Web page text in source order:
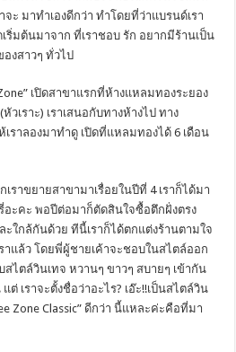
ะ มาทำเองดีกว่า ทำโดยที่ว่าแบรนด์เรา
ริ่มต้นมาจาก ที่เราชอบ รัก อยากมีร้านเป็น
องสาวๆ ทั่วไป
เปิดสาขาแรกที่ห้างแหลมทองระยอง
เราะ) เราเสนอกับทางห้างไป ทาง
ราลองมาทำดู เปิดที่แหลมทองได้ 6 เดือน
เราขยายสาขามาเรื่อยในปีที่ 4 เราก็ได้มา
อะคะ พอปีต่อมาก็ตัดสินใจซื้อตึกฝั่งตรง
ใกล้กันด้วย ทีนี้เราก็ได้ตกแต่งร้านตามใจ
ราแล้ว โดยพี่ผู้ชายเค้าจะชอบในสไตล์ออก
ไตล์วินเทจ หวานๆ ขาวๆ สบายๆ เข้ากัน
ต่ เราจะตั้งชื่อว่าอะไร? เอ๊ะ!!เป็นสไตล์วิน
Zone Classic” ดีกว่า นี้แหละค่ะคือที่มา